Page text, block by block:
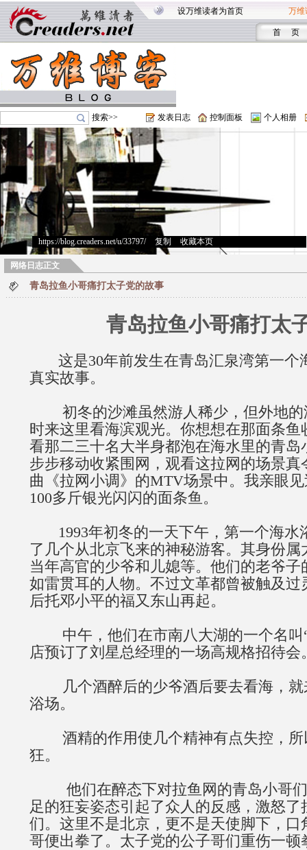
设万维读者为首页 万维
首 页
搜索>> 发表日志 控制面板 个人相册
https://blog.creaders.net/u/33797/> 复制 收藏本页
网络日志正文
青岛拉鱼小哥痛打太子党的故事
青岛拉鱼小哥痛打太子
这是30年前发生在青岛汇泉湾第一个
真实故事。
初冬的沙滩虽然游人稀少，但外地的
时来这里看海滨观光。你想想在那面条鱼
看那二三十名大半身都泡在海水里的青岛
步步移动收紧围网，观看这拉网的场景真
曲《拉网小调》的MTV场景中。我亲眼
100多斤银光闪闪的面条鱼。
1993年初冬的一天下午，第一个海水
了几个从北京飞来的神秘游客。其身份属
当年高官的少爷和儿媳等。他们的老爷子
如雷贯耳的人物。不过文革都曾被触及过
后托邓小平的福又东山再起。
中午，他们在市南八大湖的一个名叫
店预订了刘星总经理的一场高规格招待会
几个酒醉后的少爷酒后要去看海，就
浴场。
酒精的作用使几个精神有点失控，所
狂。
他们在醉态下对拉鱼网的青岛小哥们
足的狂妄姿态引起了众人的反感，激怒了
们。这里不是北京，更不是天使脚下，口
哥便出拳了。太子党的公子哥们重伤一